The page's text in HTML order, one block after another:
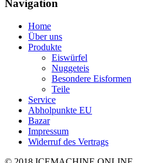
Navigation
Home
Über uns
Produkte
Eiswürfel
Nuggeteis
Besondere Eisformen
Teile
Service
Abholpunkte EU
Bazar
Impressum
Widerruf des Vertrags